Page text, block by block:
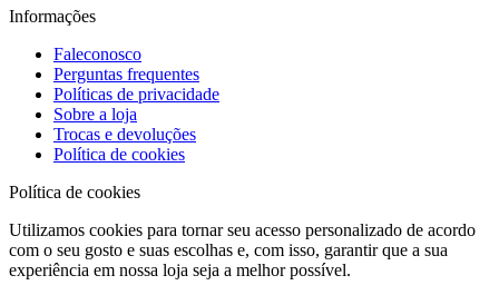
Informações
Faleconosco
Perguntas frequentes
Políticas de privacidade
Sobre a loja
Trocas e devoluções
Política de cookies
Política de cookies
Utilizamos cookies para tornar seu acesso personalizado de acordo
com o seu gosto e suas escolhas e, com isso, garantir que a sua
experiência em nossa loja seja a melhor possível.